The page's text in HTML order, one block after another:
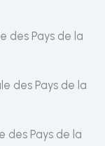
des Pays de la
des Pays de la
des Pays de la